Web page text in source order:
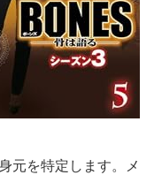
元を特定します。メ